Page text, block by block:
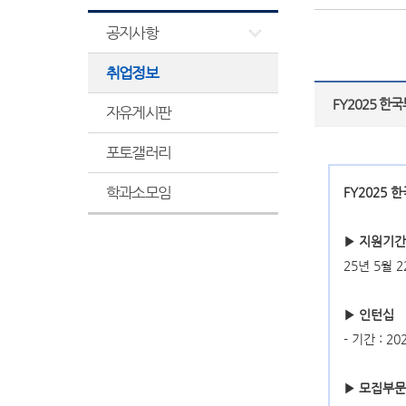
공지사항
취업정보
자유게시판
포토갤러리
학과소모임
FY2025 한
FY2025 한
▶ 지원기간
25년 5월
▶ 인턴십
- 기간 :
▶ 모집부문